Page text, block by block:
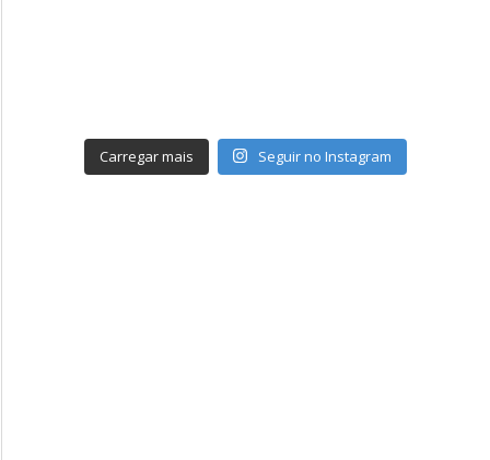
Carregar mais Seguir no Instagram